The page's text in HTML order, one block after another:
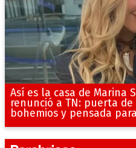
Así es la casa de Marina
renunció a TN: puerta
bohemios y pensada